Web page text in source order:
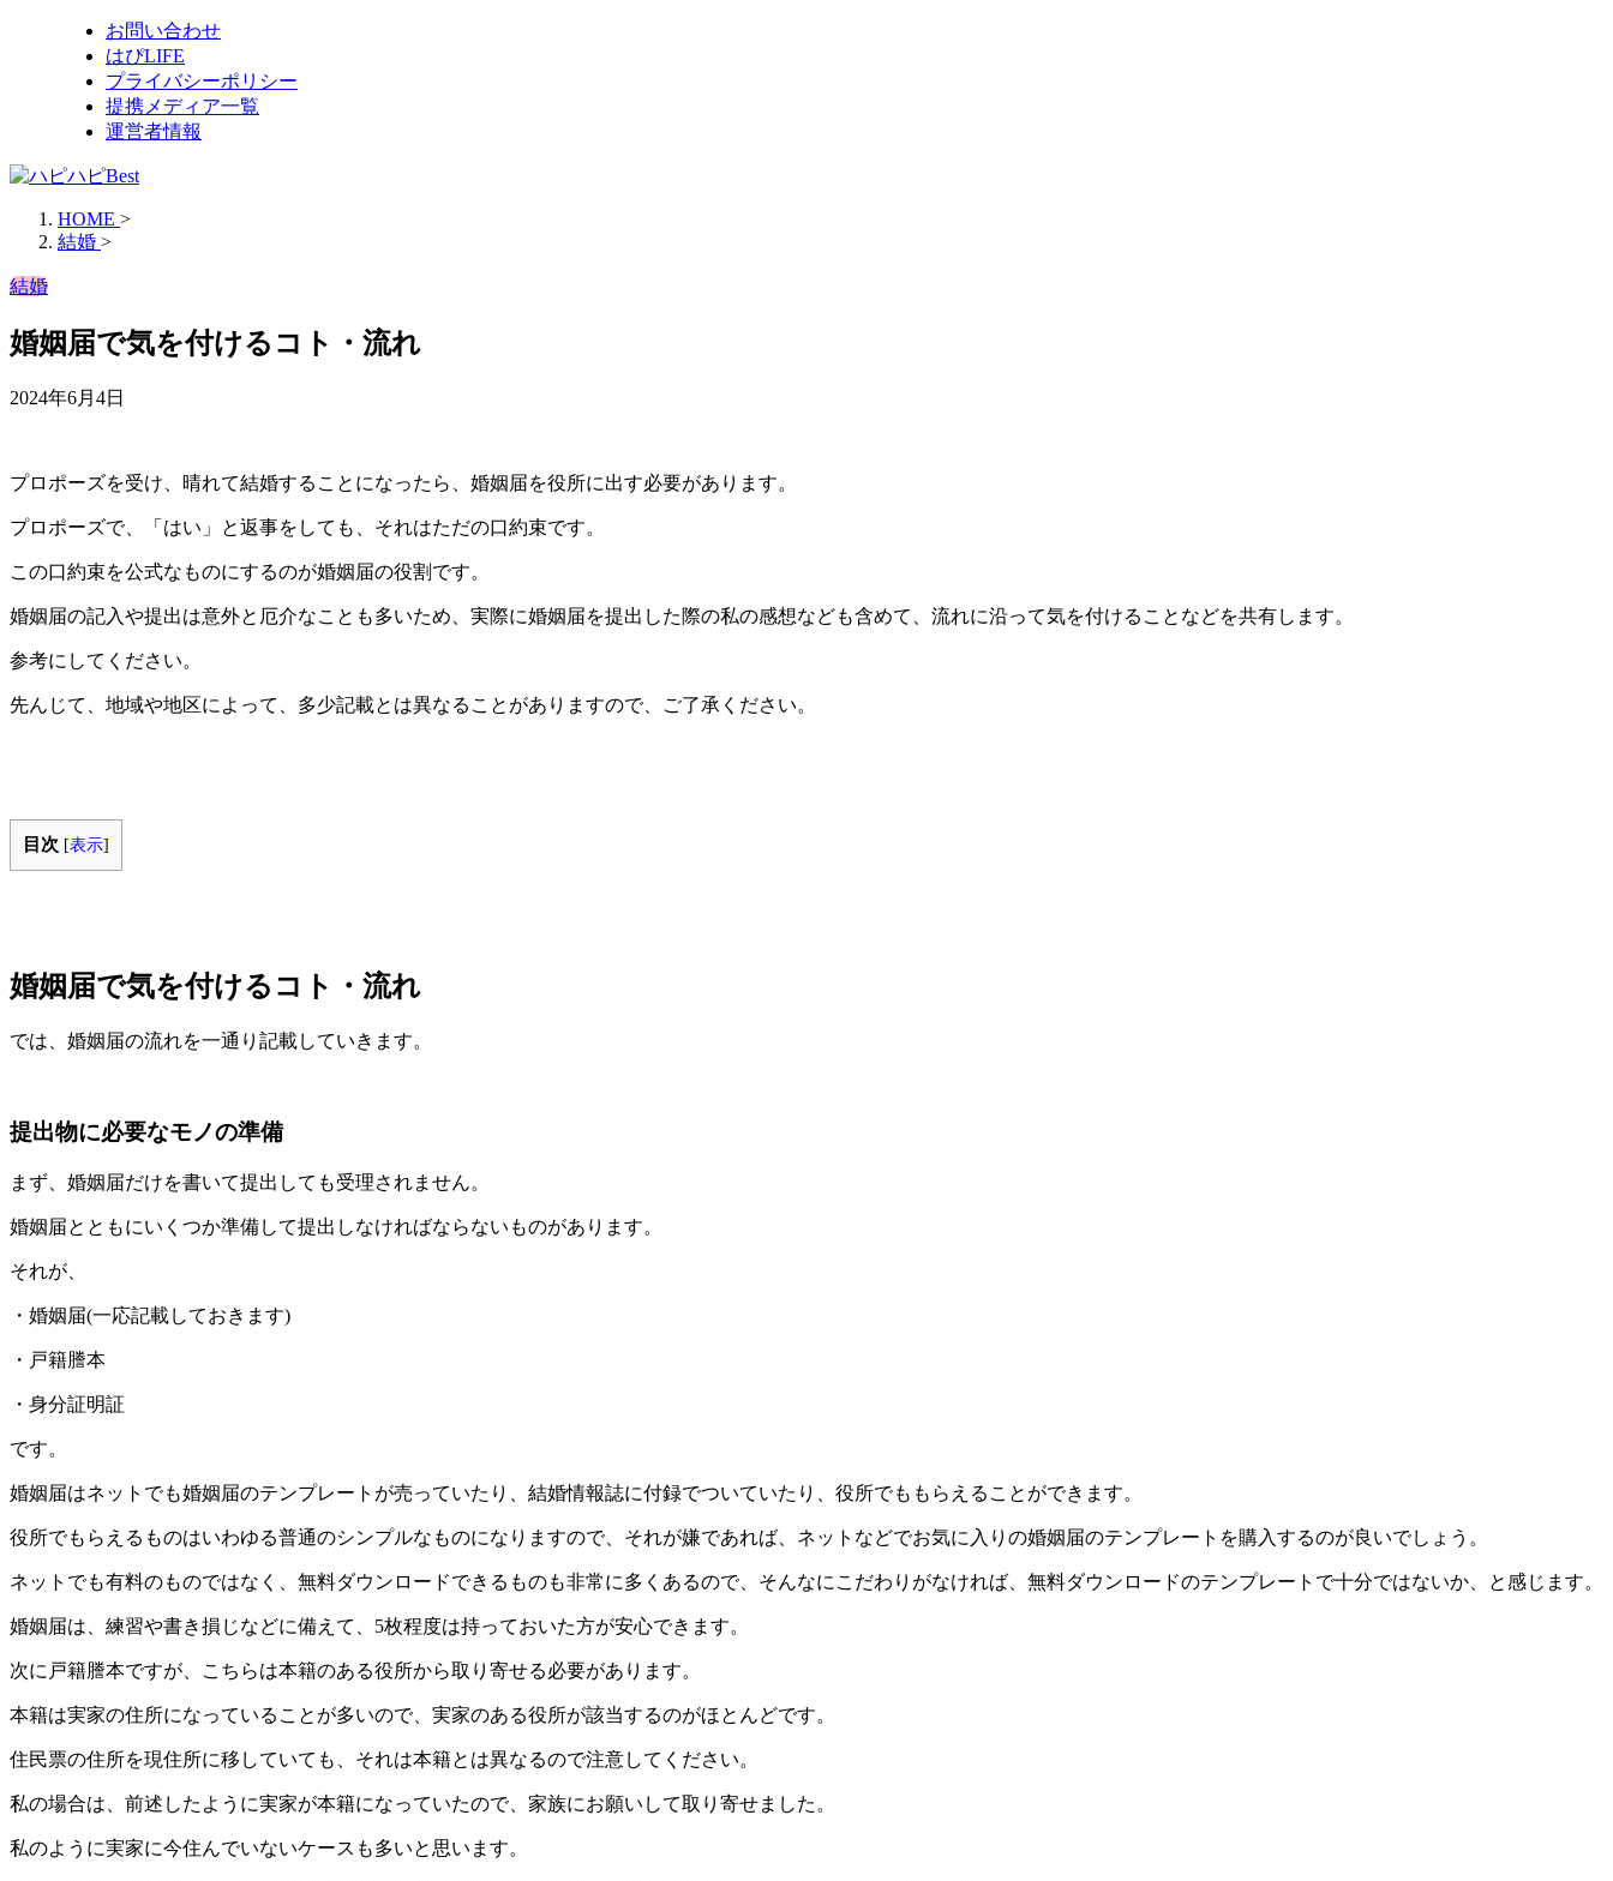
お問い合わせ
はぴLIFE
プライバシーポリシー
提携メディア一覧
運営者情報
HOME >
結婚 >
結婚
婚姻届で気を付けるコト・流れ
2024年6月4日
プロポーズを受け、晴れて結婚することになったら、婚姻届を役所に出す必要があります。
プロポーズで、「はい」と返事をしても、それはただの口約束です。
この口約束を公式なものにするのが婚姻届の役割です。
婚姻届の記入や提出は意外と厄介なことも多いため、実際に婚姻届を提出した際の私の感想なども含めて、流れに沿って気を付けることなどを共有します。
参考にしてください。
先んじて、地域や地区によって、多少記載とは異なることがありますので、ご了承ください。
目次 [表示]
婚姻届で気を付けるコト・流れ
では、婚姻届の流れを一通り記載していきます。
提出物に必要なモノの準備
まず、婚姻届だけを書いて提出しても受理されません。
婚姻届とともにいくつか準備して提出しなければならないものがあります。
それが、
・婚姻届(一応記載しておきます)
・戸籍謄本
・身分証明証
です。
婚姻届はネットでも婚姻届のテンプレートが売っていたり、結婚情報誌に付録でついていたり、役所でももらえることができます。
役所でもらえるものはいわゆる普通のシンプルなものになりますので、それが嫌であれば、ネットなどでお気に入りの婚姻届のテンプレートを購入するのが良いでしょう。
ネットでも有料のものではなく、無料ダウンロードできるものも非常に多くあるので、そんなにこだわりがなければ、無料ダウンロードのテンプレートで十分ではないか、と感じます。
婚姻届は、練習や書き損じなどに備えて、5枚程度は持っておいた方が安心できます。
次に戸籍謄本ですが、こちらは本籍のある役所から取り寄せる必要があります。
本籍は実家の住所になっていることが多いので、実家のある役所が該当するのがほとんどです。
住民票の住所を現住所に移していても、それは本籍とは異なるので注意してください。
私の場合は、前述したように実家が本籍になっていたので、家族にお願いして取り寄せました。
私のように実家に今住んでいないケースも多いと思います。